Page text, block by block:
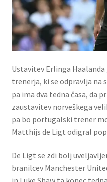
Ustavitev Erlinga
trenerja, ki se odpravlja na
pa ima dva tedna časa, da
zaustavitev norveškega
pa bo portugalski trener
Matthijs de Ligt odigral
De Ligt se zdi bolj
branilcev Manchester